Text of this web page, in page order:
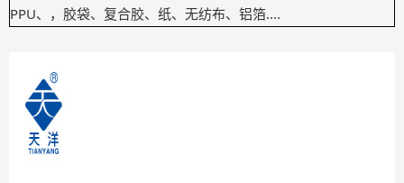
PPU、，胶袋、复合胶、纸、无纺布、铝箔....